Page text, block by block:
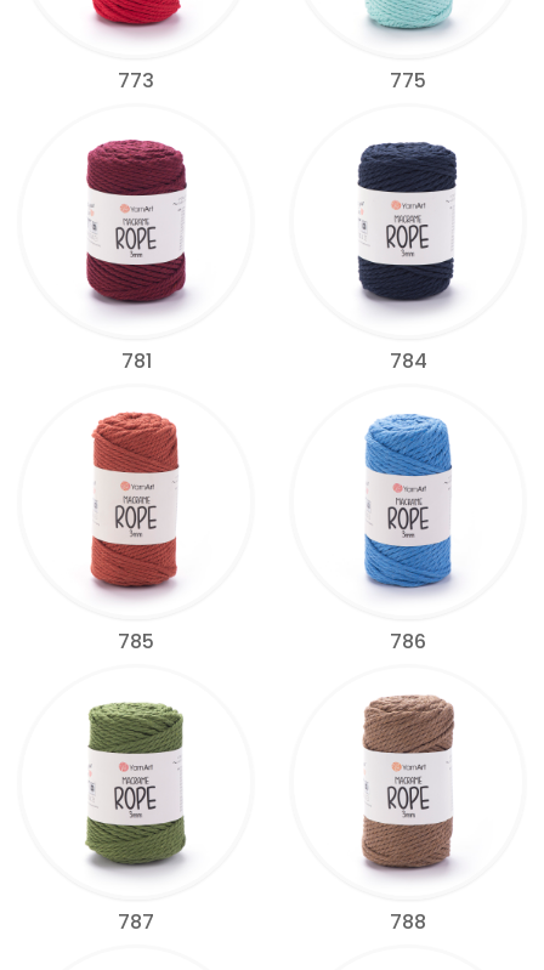
773 775
781 784
785 786
787 788